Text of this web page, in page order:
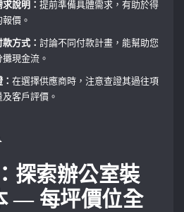
求說明：提前準備具體需求，有助於得
價。
款方式：討論不同付款計畫，能幫助您
現金流。
：在選擇供應商時，注意查證其過往項
客戶評價。
探索辦公室裝
— 每坪價位全